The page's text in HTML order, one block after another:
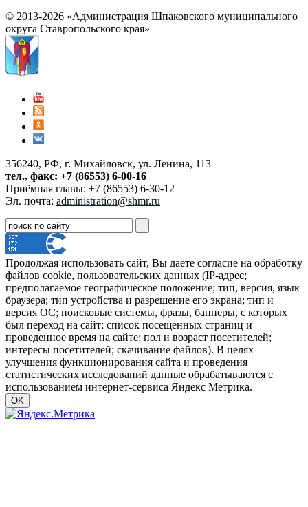
© 2013-2026 «Администрация Шпаковского муниципального
округа Ставропольского края»
356240, РФ, г. Михайловск, ул. Ленина, 113
тел., факс: +7 (86553) 6-00-16
Приёмная главы: +7 (86553) 6-30-12
Эл. почта: administration@shmr.ru
Продолжая использовать сайт, Вы даете согласие на обработку
файлов cookie, пользовательских данных (IP-адрес;
предполагаемое географическое положение; тип, версия, язык
браузера; тип устройства и разрешение его экрана; тип и
версия ОС; поисковые системы, фразы, баннеры, с которых
был переход на сайт; список посещенных страниц и
проведенное время на сайте; пол и возраст посетителей;
интересы посетителей; скачивание файлов). В целях
улучшения функционирования сайта и проведения
статистических исследований данные обрабатываются с
использованием интернет-сервиса Яндекс Метрика.
OK